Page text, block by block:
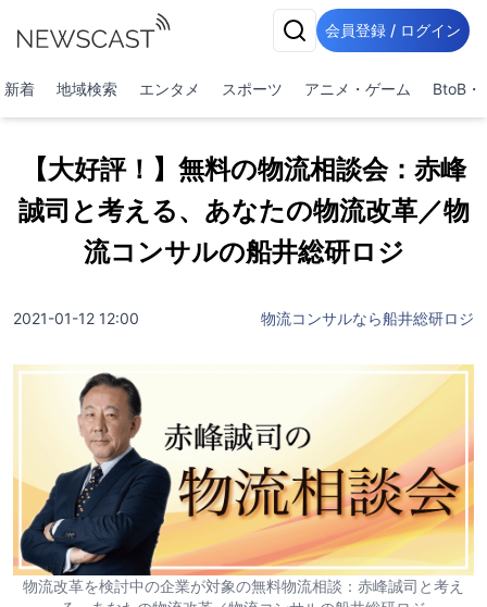
会員登録 / ログイン
新着 地域検索 エンタメ スポーツ アニメ・ゲーム BtoB・
【大好評！】無料の物流相談会：赤峰
誠司と考える、あなたの物流改革／物
流コンサルの船井総研ロジ
2021-01-12 12:00 物流コンサルなら船井総研ロジ
物流改革を検討中の企業が対象の無料物流相談：赤峰誠司と考え